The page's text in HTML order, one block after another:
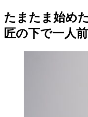
たまたま始め
匠の下で一人